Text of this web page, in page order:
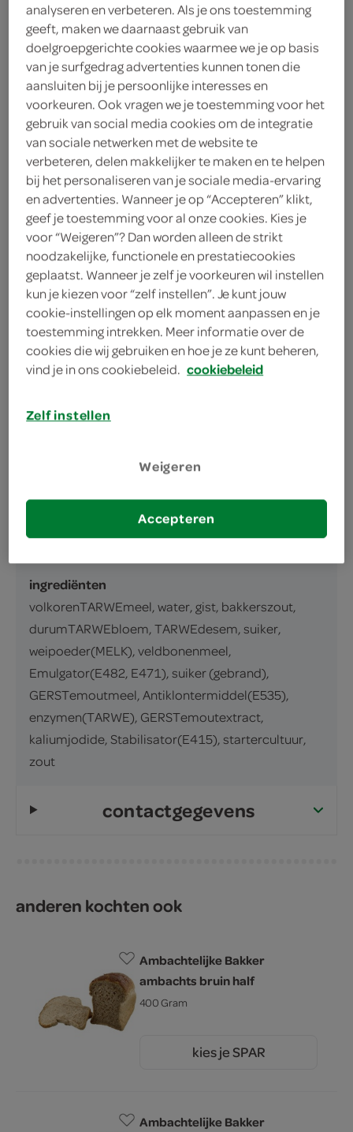
Lokale Bakker volkoren
heel
Lokale Bakker
2.
19
1 Stuks
Let op: aanbiedingen zijn niet zichtbaar bij de
producten, maar worden wél automatisch
verwerkt in de winkelmand.
1 Stuks
ingrediënten
volkorenTARWEmeel, water, gist, bakkerszout,
durumTARWEbloem, TARWEdesem, suiker,
weipoeder(MELK), veldbonenmeel,
Emulgator(E482, E471), suiker (gebrand),
GERSTemoutmeel, Antiklontermiddel(E535),
enzymen(TARWE), GERSTemoutextract,
kaliumjodide, Stabilisator(E415), startercultuur,
zout
contactgegevens
anderen kochten ook
Ambachtelijke Bakker
ambachts bruin half
400 Gram
kies je SPAR
Ambachtelijke Bakker
analyseren en verbeteren. Als je ons toestemming
geeft, maken we daarnaast gebruik van
doelgroepgerichte cookies waarmee we je op basis
van je surfgedrag advertenties kunnen tonen die
aansluiten bij je persoonlijke interesses en
voorkeuren. Ook vragen we je toestemming voor het
gebruik van social media cookies om de integratie
van sociale netwerken met de website te
verbeteren, delen makkelijker te maken en te helpen
bij het personaliseren van je sociale media-ervaring
en advertenties. Wanneer je op “Accepteren” klikt,
geef je toestemming voor al onze cookies. Kies je
voor “Weigeren”? Dan worden alleen de strikt
noodzakelijke, functionele en prestatiecookies
geplaatst. Wanneer je zelf je voorkeuren wil instellen
kun je kiezen voor “zelf instellen”. Je kunt jouw
cookie-instellingen op elk moment aanpassen en je
toestemming intrekken. Meer informatie over de
cookies die wij gebruiken en hoe je ze kunt beheren,
vind je in ons cookiebeleid. cookiebeleid
Zelf instellen
Weigeren
Accepteren